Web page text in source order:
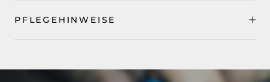
PFLEGEHINWEISE